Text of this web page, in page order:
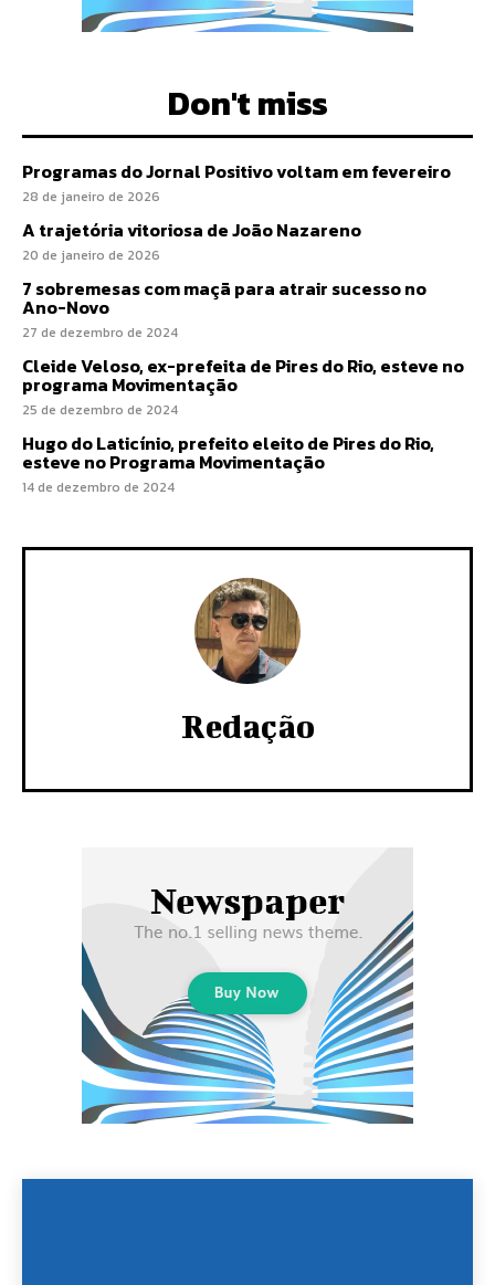
Don't miss
Programas do Jornal Positivo voltam em fevereiro
28 de janeiro de 2026
A trajetória vitoriosa de João Nazareno
20 de janeiro de 2026
7 sobremesas com maçã para atrair sucesso no
Ano-Novo
27 de dezembro de 2024
Cleide Veloso, ex-prefeita de Pires do Rio, esteve no
programa Movimentação
25 de dezembro de 2024
Hugo do Laticínio, prefeito eleito de Pires do Rio,
esteve no Programa Movimentação
14 de dezembro de 2024
Redação